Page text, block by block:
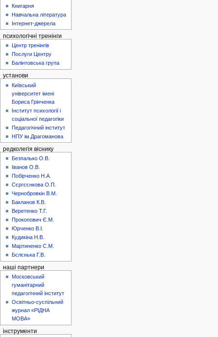
Книгарня
Навчальна література
Інтернет-джерела
психологічні тренінги
Центр тренінгів
Послуги Центру
Балінтовська група
установи
Київський
університет імені
Бориса Грінченка
Інститут психології і
соціальної педагогіки
Педагогічний інститут
НПУ ім.Драгоманова
редколегія віснику
Безпалько О.В.
Іванов О.В.
Побірченко Н.А.
Сєргєєнкова О.П.
Чернобровкін В.М.
Бакланов К.В.
Веретенко Т.Г.
Прокопович Є.М.
Юрченко В.І.
Кудикіна Н.В.
Мартиненко С.М.
Бєлєнька Г.В.
наші партнери
Московський
гуманітарний
педагогічний інститут
Освітньо-суспільний
журнал «РІДНА
МОВА»
інструменти